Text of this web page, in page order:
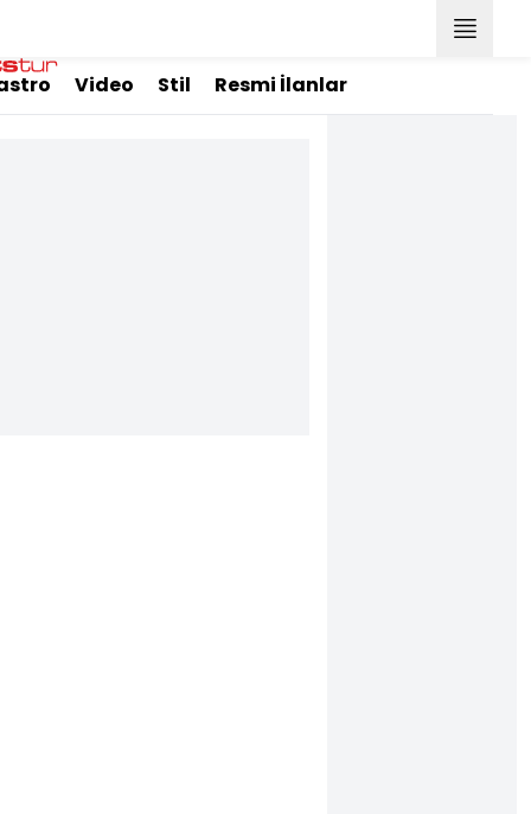
Video Stil Resmi İlanlar